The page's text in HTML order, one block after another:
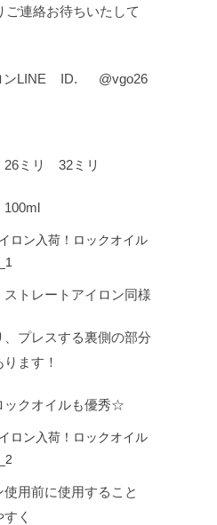
ご連絡お待ちいたして
ンLINE ID. @vgo26
26ミリ 32ミリ
100ml
トレートアイロン同様
プレスする裏側の部分
ます！
ックオイルも優秀☆
用前に使用すること
く